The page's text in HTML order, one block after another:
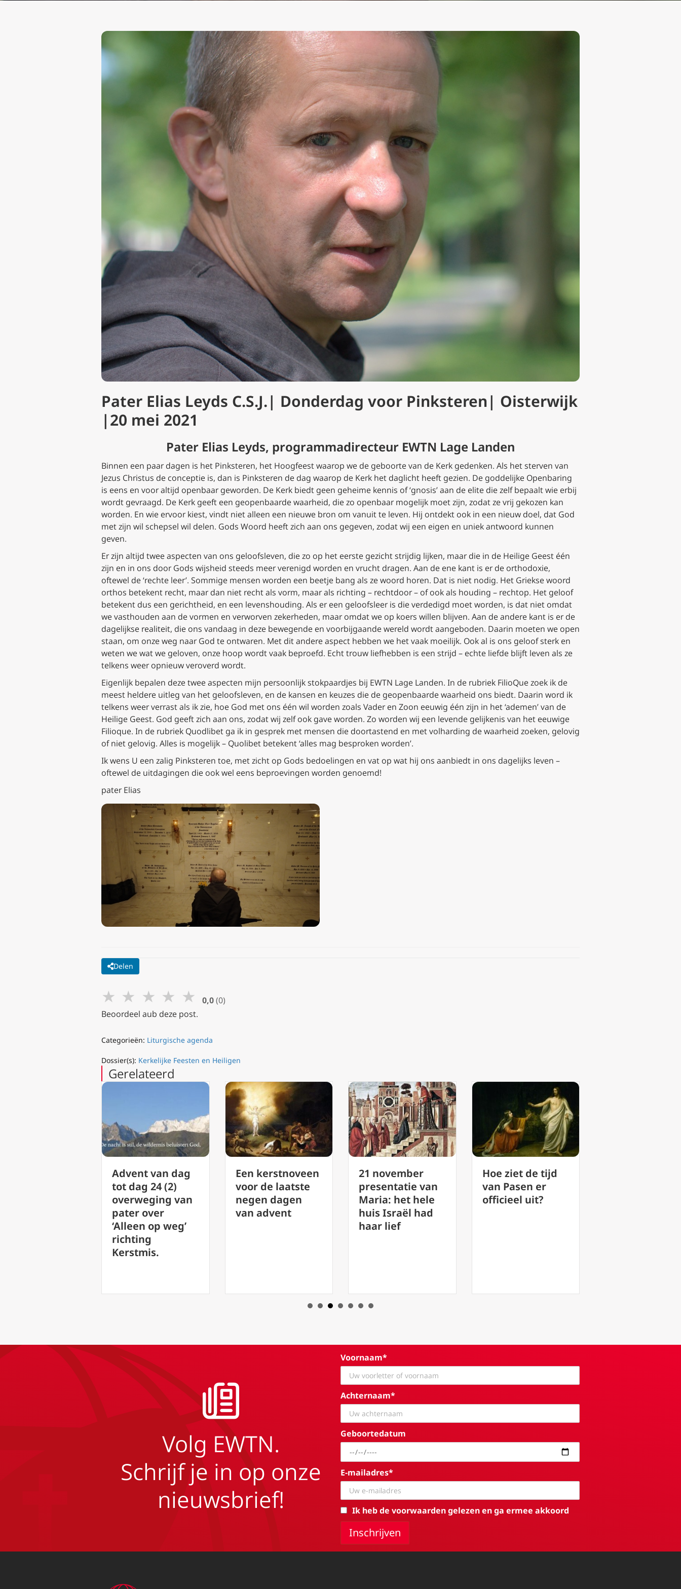
Pater Elias Leyds C.S.J.| Donderdag voor Pinksteren| Oisterwijk
|20 mei 2021
Pater Elias Leyds, programmadirecteur EWTN Lage Landen
Binnen een paar dagen is het Pinksteren, het Hoogfeest waarop we de geboorte van de Kerk gedenken. Als het sterven van
Jezus Christus de conceptie is, dan is Pinksteren de dag waarop de Kerk het daglicht heeft gezien. De goddelijke Openbaring
is eens en voor altijd openbaar geworden. De Kerk biedt geen geheime kennis of ‘gnosis’ aan de elite die zelf bepaalt wie erbij
wordt gevraagd. De Kerk geeft een geopenbaarde waarheid, die zo openbaar mogelijk moet zijn, zodat ze vrij gekozen kan
worden. En wie ervoor kiest, vindt niet alleen een nieuwe bron om vanuit te leven. Hij ontdekt ook in een nieuw doel, dat God
met zijn wil schepsel wil delen. Gods Woord heeft zich aan ons gegeven, zodat wij een eigen en uniek antwoord kunnen
geven.
Er zijn altijd twee aspecten van ons geloofsleven, die zo op het eerste gezicht strijdig lijken, maar die in de Heilige Geest één
zijn en in ons door Gods wijsheid steeds meer verenigd worden en vrucht dragen. Aan de ene kant is er de orthodoxie,
oftewel de ‘rechte leer’. Sommige mensen worden een beetje bang als ze woord horen. Dat is niet nodig. Het Griekse woord
orthos betekent recht, maar dan niet recht als vorm, maar als richting – rechtdoor– of ook als houding – rechtop. Het geloof
betekent dus een gerichtheid, en een levenshouding. Als er een geloofsleer is die verdedigd moet worden, is dat niet omdat
we vasthouden aan de vormen en verworven zekerheden, maar omdat we op koers willen blijven. Aan de andere kant is er de
dagelijkse realiteit, die ons vandaag in deze bewegende en voorbijgaande wereld wordt aangeboden. Daarin moeten we open
staan, om onze weg naar God te ontwaren. Met dit andere aspect hebben we het vaak moeilijk. Ook al is ons geloof sterk en
weten we wat we geloven, onze hoop wordt vaak beproefd. Echt trouw liefhebben is een strijd – echte liefde blijft leven als ze
telkens weer opnieuw veroverd wordt.
Eigenlijk bepalen deze twee aspecten mijn persoonlijk stokpaardjes bij EWTN Lage Landen. In de rubriek FilioQue zoek ik de
meest heldere uitleg van het geloofsleven, en de kansen en keuzes die de geopenbaarde waarheid ons biedt. Daarin word ik
telkens weer verrast als ik zie, hoe God met ons één wil worden zoals Vader en Zoon eeuwig één zijn in het ‘ademen’ van de
Heilige Geest. God geeft zich aan ons, zodat wij zelf ook gave worden. Zo worden wij een levende gelijkenis van het eeuwige
Filioque. In de rubriek Quodlibet ga ik in gesprek met mensen die doortastend en met volharding de waarheid zoeken, gelovig
of niet gelovig. Alles is mogelijk – Quolibet betekent ‘alles mag besproken worden’.
Ik wens U een zalig Pinksteren toe, met zicht op Gods bedoelingen en vat op wat hij ons aanbiedt in ons dagelijks leven –
oftewel de uitdagingen die ook wel eens beproevingen worden genoemd!
pater Elias
Delen
★ ★ ★ ★ ★ 0,0 (0)
Beoordeel aub deze post.
Categorieën: Liturgische agenda
Dossier(s): Kerkelijke Feesten en Heiligen
Gerelateerd
Een kerstnoveen
voor de laatste
negen dagen
van advent
21 november
presentatie van
Maria: het hele
huis Israël had
Hoe ziet de tijd
van Pasen er
officieel uit?
15 augustus:
Maria
Tenhemelopnem
Volg EWTN.
Schrijf je in op onze
nieuwsbrief!
Voornaam*
Achternaam*
Geboortedatum
E-mailadres*
Ik heb de voorwaarden gelezen en ga ermee akkoord